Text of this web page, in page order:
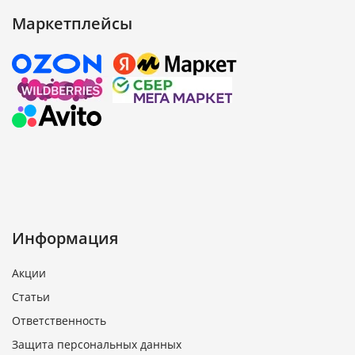
Маркетплейсы
Информация
Акции
Статьи
Ответственность
Защита персональных данных